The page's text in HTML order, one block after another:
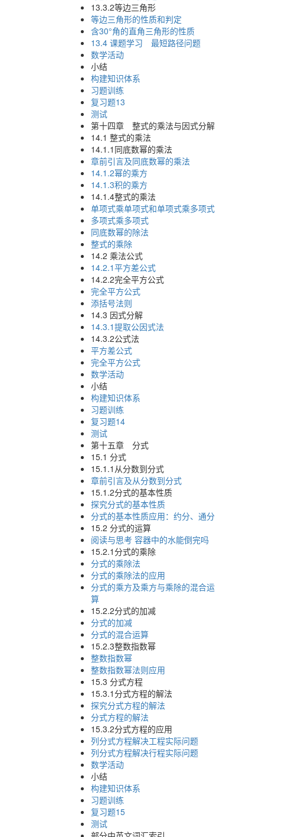
13.3.2等边三角形
等边三角形的性质和判定
含30°角的直角三角形的性质
13.4 课题学习 最短路径问题
数学活动
小结
构建知识体系
习题训练
复习题13
测试
第十四章 整式的乘法与因式分解
14.1 整式的乘法
14.1.1同底数幂的乘法
章前引言及同底数幂的乘法
14.1.2幂的乘方
14.1.3积的乘方
14.1.4整式的乘法
单项式乘单项式和单项式乘多项式
多项式乘多项式
同底数幂的除法
整式的乘除
14.2 乘法公式
14.2.1平方差公式
14.2.2完全平方公式
完全平方公式
添括号法则
14.3 因式分解
14.3.1提取公因式法
14.3.2公式法
平方差公式
完全平方公式
数学活动
小结
构建知识体系
习题训练
复习题14
测试
第十五章 分式
15.1 分式
15.1.1从分数到分式
章前引言及从分数到分式
15.1.2分式的基本性质
探究分式的基本性质
分式的基本性质应用：约分、通分
15.2 分式的运算
阅读与思考 容器中的水能倒完吗
15.2.1分式的乘除
分式的乘除法
分式的乘除法的应用
分式的乘方及乘方与乘除的混合运
算
15.2.2分式的加减
分式的加减
分式的混合运算
15.2.3整数指数幂
整数指数幂
整数指数幂法则应用
15.3 分式方程
15.3.1分式方程的解法
探究分式方程的解法
分式方程的解法
15.3.2分式方程的应用
列分式方程解决工程实际问题
列分式方程解决行程实际问题
数学活动
小结
构建知识体系
习题训练
复习题15
测试